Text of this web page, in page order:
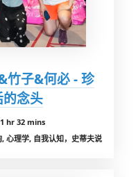
竹子&何必 - 珍
念头
1 hr 32 mins
心理学, 自我认知，史蒂夫说